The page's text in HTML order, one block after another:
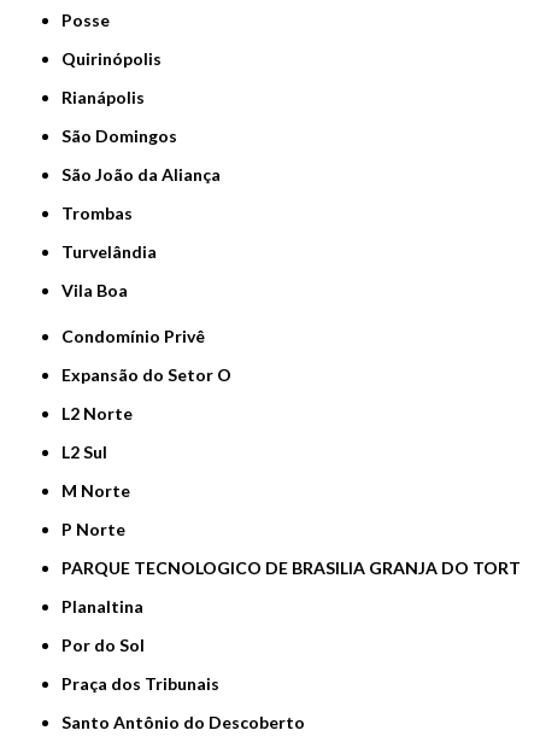
Posse
Quirinópolis
Rianápolis
São Domingos
São João da Aliança
Trombas
Turvelândia
Vila Boa
Condomínio Privê
Expansão do Setor O
L2 Norte
L2 Sul
M Norte
P Norte
PARQUE TECNOLOGICO DE BRASILIA GRANJA DO TORT
Planaltina
Por do Sol
Praça dos Tribunais
Santo Antônio do Descoberto